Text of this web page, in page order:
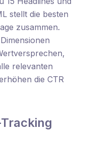
stellt die besten
zusammen.
relevanten
die CTR